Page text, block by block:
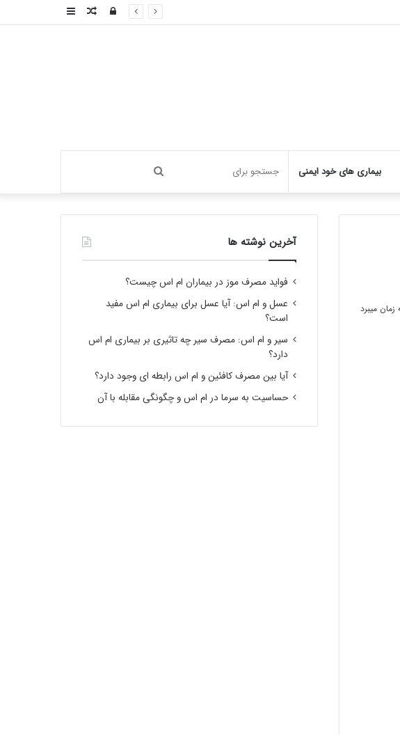
سایدبارنوشته ورود
بیماری های خود ایمنی جستجو
برای
آخرین نوشته ها
فواید مصرف موز در بیماران ام اس چیست؟
عسل و ام اس: آیا عسل برای بیماری ام اس مفید
است؟
سیر و ام اس: مصرف سیر چه تاثیری بر بیماری ام اس
دارد؟
آیا بین مصرف کافئین و ام اس رابطه ای وجود دارد؟
حساسیت به سرما در ام اس و چگونگی مقابله با آن